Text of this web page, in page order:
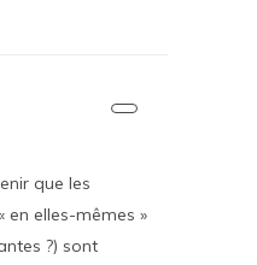
que les
en elles-mêmes »
?) sont